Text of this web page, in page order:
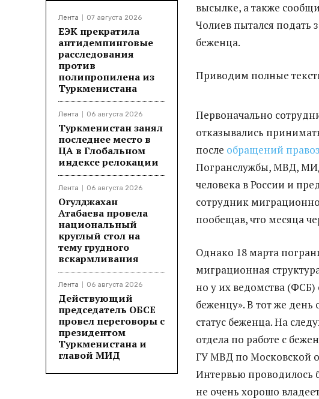
Лента 07 августа 2026
ЕЭК прекратила
антидемпинговые
расследования
против
полипропилена из
Туркменистана
Лента 06 августа 2026
Туркменистан занял
последнее место в
ЦА в Глобальном
индексе релокации
Лента 06 августа 2026
Огулджахан
Атабаева провела
национальный
круглый стол на
тему грудного
вскармливания
Лента 06 августа 2026
Действующий
председатель ОБСЕ
провел переговоры с
президентом
Туркменистана и
главой МИД
высылке, а также
Чолиев пытался подать
беженца.
Приводим полные
Первоначально
отказывались
после обращений
Погранслужбы, МВД,
человека в России и
сотрудник
пообещав, что месяца
Однако 18 марта
миграционная
но у их ведомства (ФСБ)
беженцу». В тот же
статус беженца. На
отдела по работе с
ГУ МВД по Московской
Интервью проводилось
не очень хорошо